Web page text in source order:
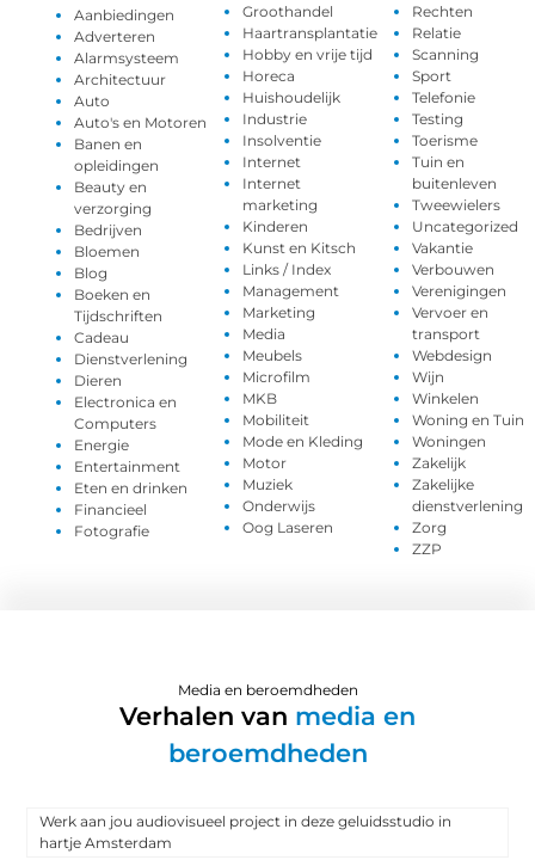
Aanbiedingen
Adverteren
Alarmsysteem
Architectuur
Auto
Auto's en Motoren
Banen en
opleidingen
Beauty en
verzorging
Bedrijven
Bloemen
Blog
Boeken en
Tijdschriften
Cadeau
Dienstverlening
Dieren
Electronica en
Computers
Energie
Entertainment
Eten en drinken
Financieel
Fotografie
Groothandel
Haartransplantatie
Hobby en vrije tijd
Horeca
Huishoudelijk
Industrie
Insolventie
Internet
Internet
marketing
Kinderen
Kunst en Kitsch
Links / Index
Management
Marketing
Media
Meubels
Microfilm
MKB
Mobiliteit
Mode en Kleding
Motor
Muziek
Onderwijs
Oog Laseren
Rechten
Relatie
Scanning
Sport
Telefonie
Testing
Toerisme
Tuin en
buitenleven
Tweewielers
Uncategorized
Vakantie
Verbouwen
Verenigingen
Vervoer en
transport
Webdesign
Wijn
Winkelen
Woning en Tuin
Woningen
Zakelijk
Zakelijke
dienstverlening
Zorg
ZZP
Media en beroemdheden
Verhalen van media en
beroemdheden
Werk aan jou audiovisueel project in deze geluidsstudio in
hartje Amsterdam